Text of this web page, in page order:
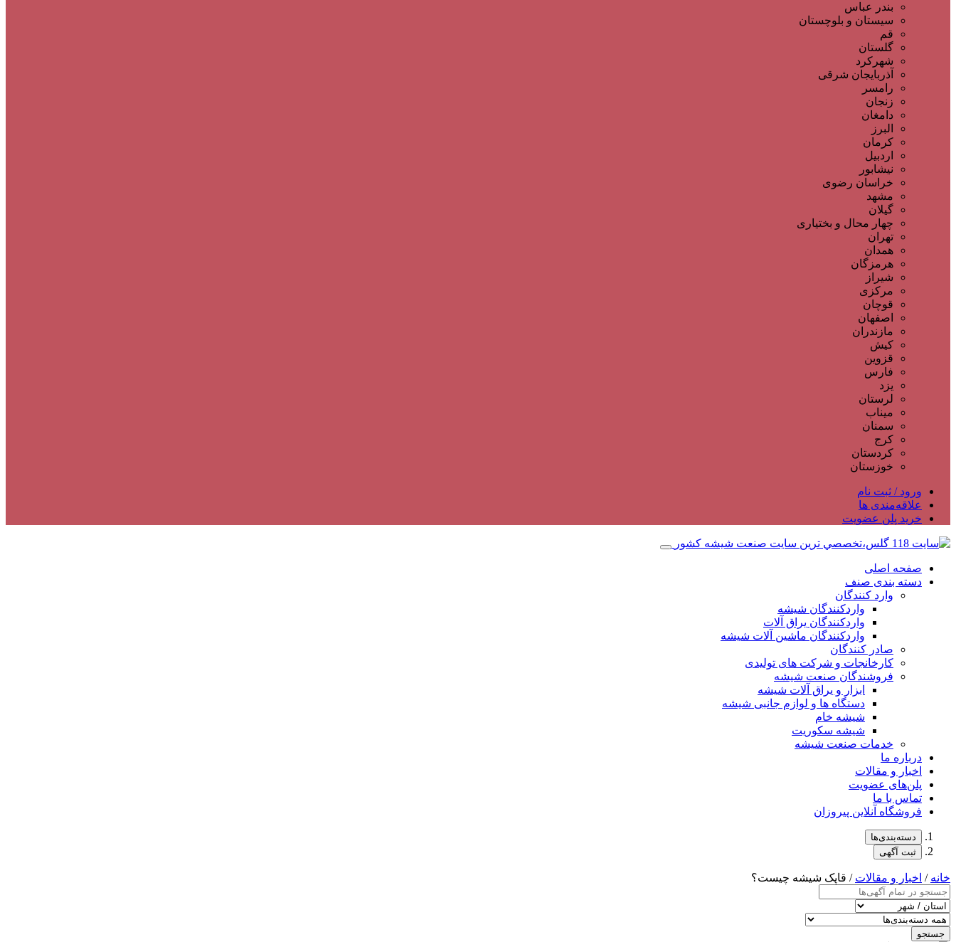
بندر عباس
سیستان و بلوچستان
قم
گلستان
شهرکرد
آذربایجان شرقی
رامسر
زنجان
دامغان
البرز
کرمان
اردبیل
نیشابور
خراسان رضوی
مشهد
گیلان
چهار محال و بختیاری
تهران
همدان
هرمزگان
شیراز
مرکزی
قوچان
اصفهان
مازندران
کیش
قزوین
فارس
یزد
لرستان
میناب
سمنان
کرج
کردستان
خوزستان
ورود / ثبت نام
علاقه‌مندی ها
خرید پلن عضویت
صفحه اصلی
دسته بندی صنف
وارد کنندگان
واردکنندگان شیشه
واردکنندگان یراق آلات
واردکنندگان ماشین آلات شیشه
صادر کنندگان
کارخانجات و شرکت های تولیدی
فروشندگان صنعت شیشه
ابزار و یراق آلات شیشه
دستگاه ها و لوازم جانبی شیشه
شیشه خام
شیشه سکوریت
خدمات صنعت شیشه
درباره ما
اخبار و مقالات
پلن‌های عضویت
تماس با ما
فروشگاه آنلاین پیروزان
دسته‌بندی‌ها
ثبت آگهی
خانه / اخبار و مقالات / قاپک شیشه چیست؟
جستجو